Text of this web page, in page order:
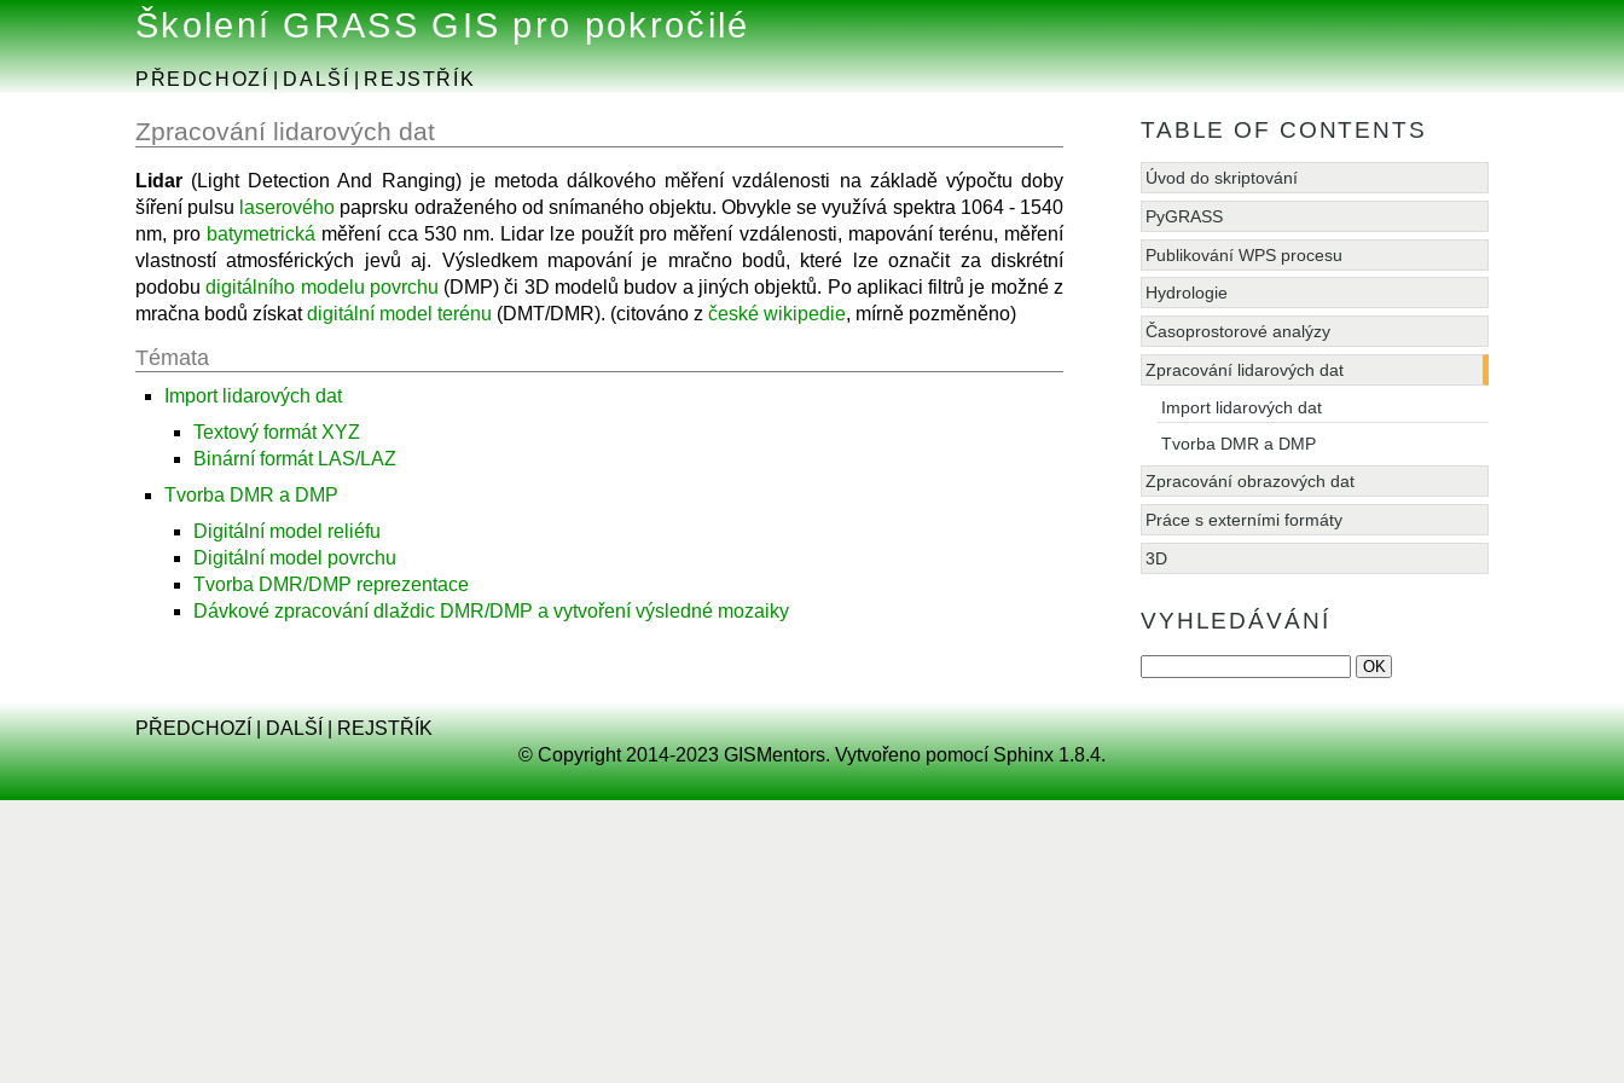
Školení GRASS GIS pro pokročilé
PŘEDCHOZÍ|DALŠÍ|REJSTŘÍK
Zpracování lidarových dat
Lidar (Light Detection And Ranging) je metoda dálkového měření vzdálenosti na základě výpočtu doby
šíření pulsu laserového paprsku odraženého od snímaného objektu. Obvykle se využívá spektra 1064 - 1540
nm, pro batymetrická měření cca 530 nm. Lidar lze použít pro měření vzdálenosti, mapování terénu, měření
vlastností atmosférických jevů aj. Výsledkem mapování je mračno bodů, které lze označit za diskrétní
podobudigitálního modelu povrchu (DMP) či 3D modelů budov a jiných objektů. Po aplikaci filtrů je možné z
mračna bodů získatdigitální model terénu (DMT/DMR). (citováno z české wikipedie, mírně pozměněno)
Témata
Import lidarových dat
Textový formát XYZ
Binární formát LAS/LAZ
Tvorba DMR a DMP
Digitální model reliéfu
Digitální model povrchu
Tvorba DMR/DMP reprezentace
Dávkové zpracování dlaždic DMR/DMP a vytvoření výsledné mozaiky
TABLE OF CONTENTS
Úvod do skriptování
PyGRASS
Publikování WPS procesu
Hydrologie
Časoprostorové analýzy
Zpracování lidarových dat
Import lidarových dat
Tvorba DMR a DMP
Zpracování obrazových dat
Práce s externími formáty
3D
VYHLEDÁVÁNÍ
PŘEDCHOZÍ|DALŠÍ|REJSTŘÍK
© Copyright 2014-2023 GISMentors. Vytvořeno pomocíSphinx1.8.4.